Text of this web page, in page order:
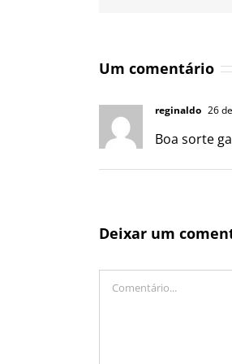
Um comentário
reginaldo 26
Boa sorte
Deixar um